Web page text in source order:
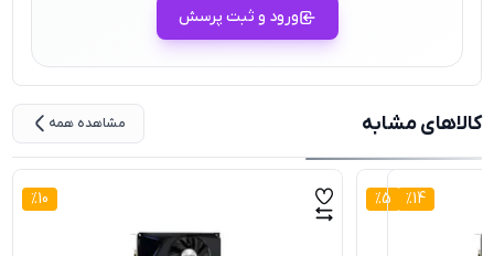
ورود و ثبت پرسش
کالاهای مشابه مشاهده همه
10
% 5
% 14
%